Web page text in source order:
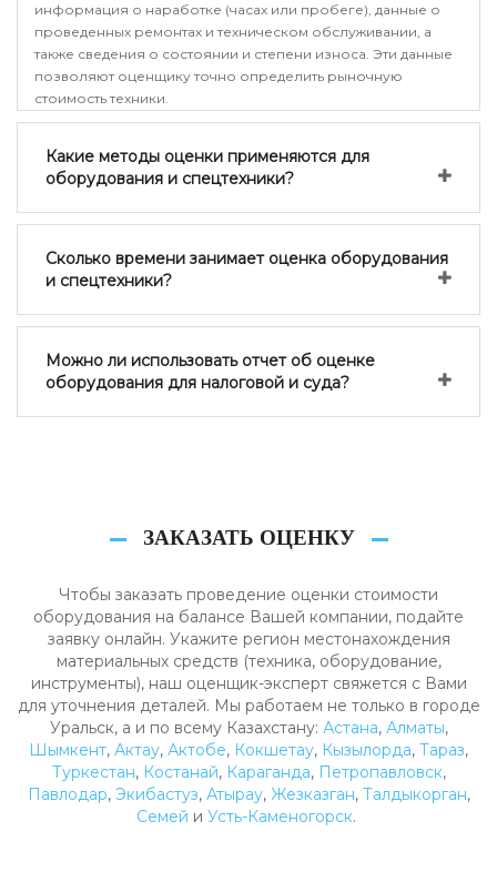
информация о наработке (часах или пробеге), данные о
проведенных ремонтах и техническом обслуживании, а
также сведения о состоянии и степени износа. Эти данные
позволяют оценщику точно определить рыночную
стоимость техники.
Какие методы оценки применяются для
оборудования и спецтехники?
Сколько времени занимает оценка оборудования
и спецтехники?
Можно ли использовать отчет об оценке
оборудования для налоговой и суда?
ЗАКАЗАТЬ ОЦЕНКУ
Чтобы заказать проведение оценки стоимости
оборудования на балансе Вашей компании, подайте
заявку онлайн. Укажите регион местонахождения
материальных средств (техника, оборудование,
инструменты), наш оценщик-эксперт свяжется с Вами
для уточнения деталей. Мы работаем не только в городе
Уральск, а и по всему Казахстану: Астана, Алматы,
Шымкент, Актау, Актобе, Кокшетау, Кызылорда, Тараз,
Туркестан, Костанай, Караганда, Петропавловск,
Павлодар, Экибастуз, Атырау, Жезказган, Талдыкорган,
Семей и Усть-Каменогорск.